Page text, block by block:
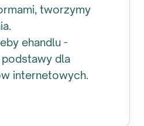
tworzymy
ehandlu -
dla
internetowych.